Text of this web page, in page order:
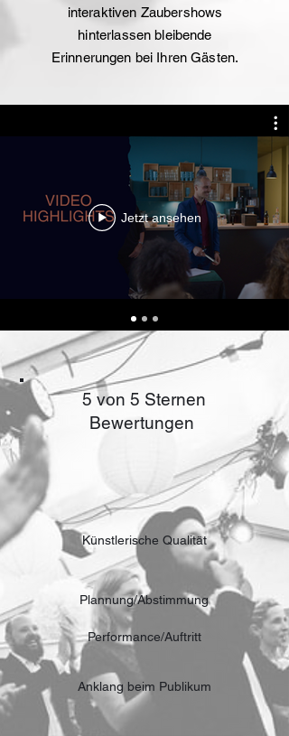
interaktiven Zaubershows
hinterlassen bleibende
Erinnerungen bei Ihren Gästen.
Jetzt ansehen
5 von 5 Sternen
Bewertungen
Künstlerische Qualität
Plannung/Abstimmung
Performance/Auftritt
Anklang beim Publikum